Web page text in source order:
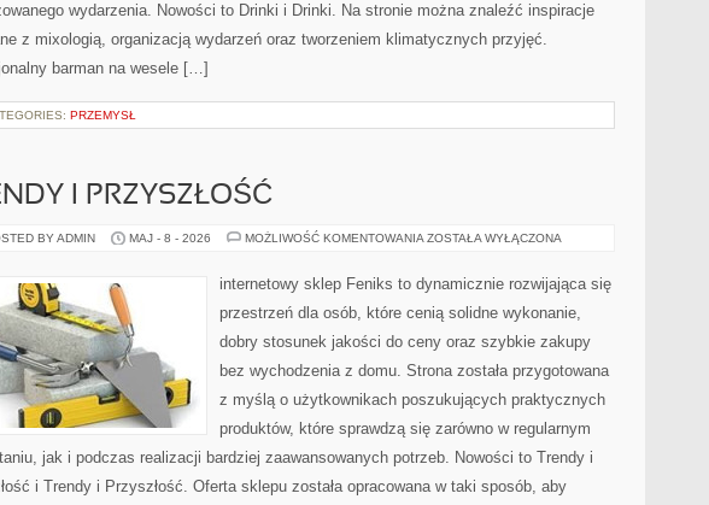
wydarzenia. Nowości to Drinki i Drinki. Na stronie można znaleźć inspiracje
z mixologią, organizacją wydarzeń oraz tworzeniem klimatycznych przyjęć.
barman na wesele […]
PRZEMYSŁ
I PRZYSZŁOŚĆ
BY ADMIN MAJ - 8 - 2026 MOŻLIWOŚĆ KOMENTOWANIA TRENDY
ZOSTAŁA WYŁĄCZONA
internetowy sklep Feniks to dynamicznie rozwijająca się
przestrzeń dla osób, które cenią solidne wykonanie,
dobry stosunek jakości do ceny oraz szybkie zakupy
bez wychodzenia z domu. Strona została przygotowana
z myślą o użytkownikach poszukujących praktycznych
produktów, które sprawdzą się zarówno w regularnym
jak i podczas realizacji bardziej zaawansowanych potrzeb. Nowości to Trendy i
i Trendy i Przyszłość. Oferta sklepu została opracowana w taki sposób, aby